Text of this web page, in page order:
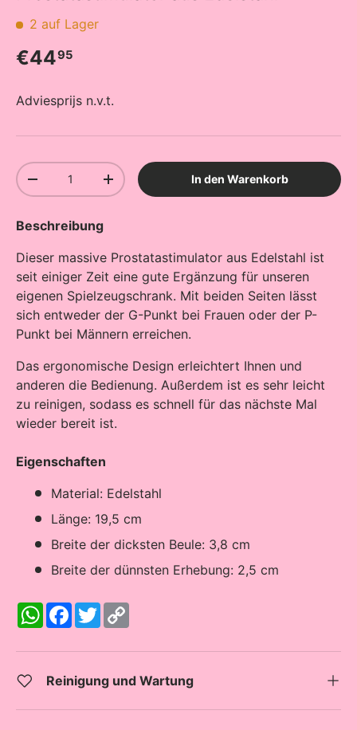
2 auf Lager
Normaler Preis
€4495
Adviesprijs n.v.t.
Anzahl
Menge verringernMenge erhöhenIn den Warenkorb
Beschreibung
Dieser massive Prostatastimulator aus Edelstahl ist
seit einiger Zeit eine gute Ergänzung für unseren
eigenen Spielzeugschrank. Mit beiden Seiten lässt
sich entweder der G-Punkt bei Frauen oder der P-
Punkt bei Männern erreichen.
Das ergonomische Design erleichtert Ihnen und
anderen die Bedienung. Außerdem ist es sehr leicht
zu reinigen, sodass es schnell für das nächste Mal
wieder bereit ist.
Eigenschaften
Material: Edelstahl
Länge: 19,5 cm
Breite der dicksten Beule: 3,8 cm
Breite der dünnsten Erhebung: 2,5 cm
W
h
t
A
p
F
a
e
o
o
T
w
t
r
y
n
Reinigung und Wartung